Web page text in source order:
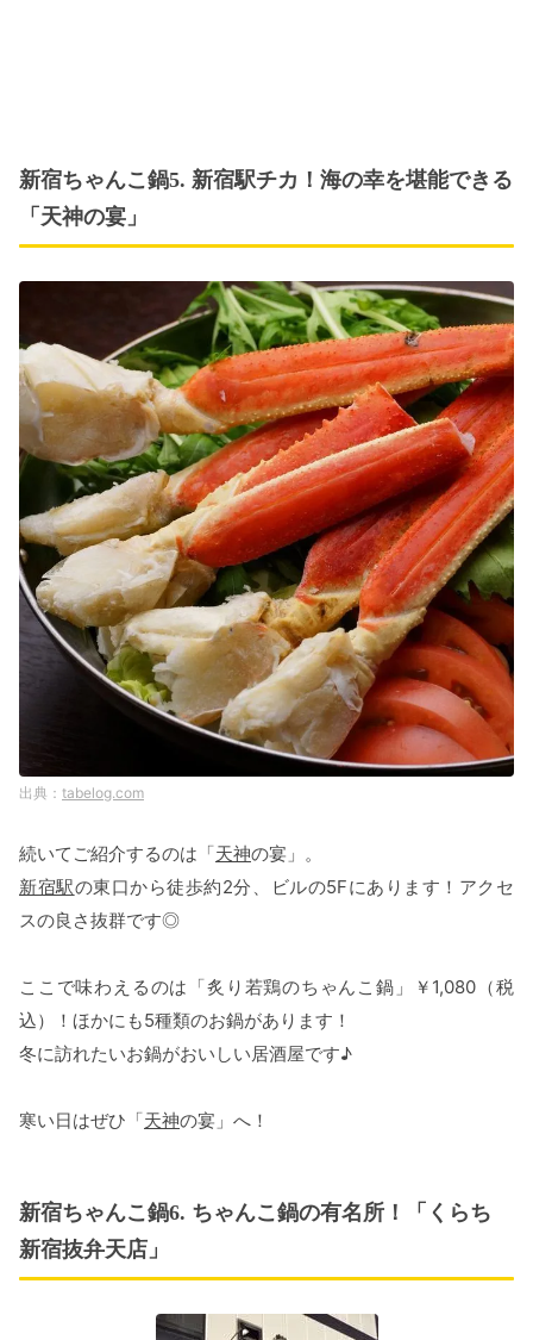
新宿ちゃんこ鍋5. 新宿駅チカ！海の幸を堪能できる
「天神の宴」
tabelog.com
続いてご紹介するのは「天神の宴」。
新宿駅の東口から徒歩約2分、ビルの5Fにあります！アクセ
スの良さ抜群です◎
ここで味わえるのは「炙り若鶏のちゃんこ鍋」￥1,080（税
込）！ほかにも5種類のお鍋があります！
冬に訪れたいお鍋がおいしい居酒屋です♪
寒い日はぜひ「天神の宴」へ！
新宿ちゃんこ鍋6. ちゃんこ鍋の有名所！「くらち
新宿抜弁天店」